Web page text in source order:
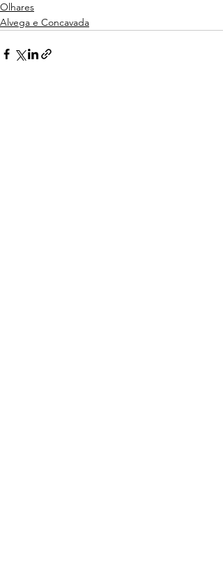
Olhares
Alvega e Concavada